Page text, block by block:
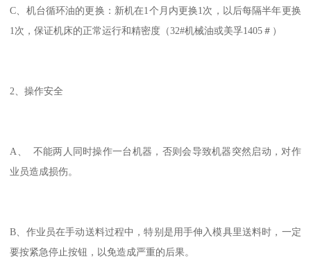
C、机台循环油的更换：新机在1个月内更换1次，以后每隔半年更换
1次，保证机床的正常运行和精密度（32#机械油或美孚1405＃）
2、操作安全
A、 不能两人同时操作一台机器，否则会导致机器突然启动，对作
业员造成损伤。
B、作业员在手动送料过程中，特别是用手伸入模具里送料时，一定
要按紧急停止按钮，以免造成严重的后果。